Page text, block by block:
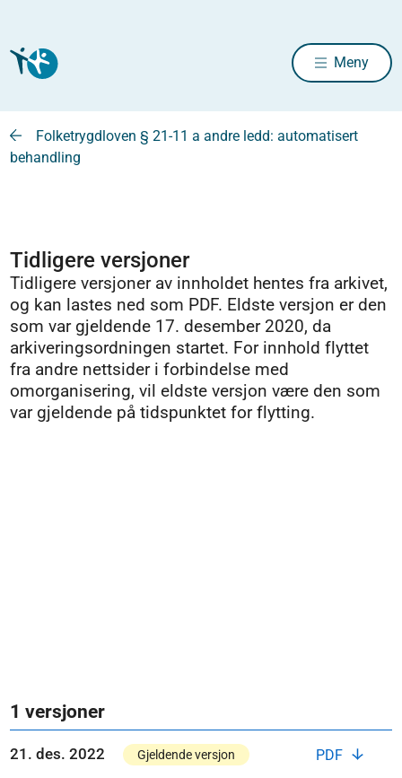
Meny
Folketrygdloven § 21-11 a andre ledd: automatisert
behandling
Tidligere versjoner
Tidligere versjoner av innholdet hentes fra arkivet,
og kan lastes ned som PDF. Eldste versjon er den
som var gjeldende 17. desember 2020, da
arkiveringsordningen startet. For innhold flyttet
fra andre nettsider i forbindelse med
omorganisering, vil eldste versjon være den som
var gjeldende på tidspunktet for flytting.
1 versjoner
PDF
21. des. 2022 Gjeldende versjon